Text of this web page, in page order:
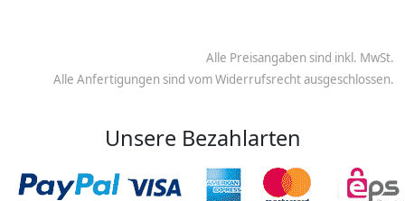
Alle Preisangaben sind inkl. MwSt.
Alle Anfertigungen sind vom Widerrufsrecht ausgeschlossen.
Unsere Bezahlarten